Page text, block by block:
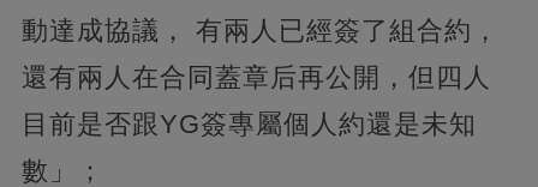
動達成協議， 有兩人已經簽了組合約，
還有兩人在合同蓋章后再公開，但四人
目前是否跟YG簽專屬個人約還是未知
數」；